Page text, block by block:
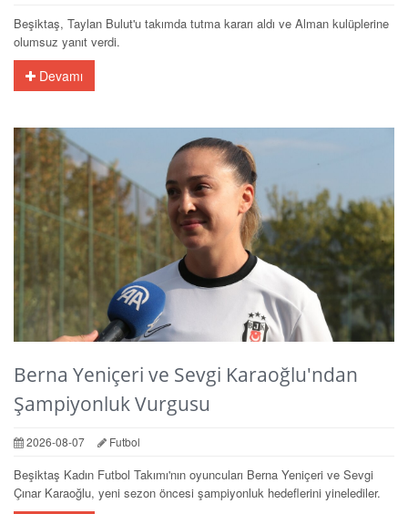
Beşiktaş, Taylan Bulut'u takımda tutma kararı aldı ve Alman kulüplerine
olumsuz yanıt verdi.
Devamı
Berna Yeniçeri ve Sevgi Karaoğlu'ndan
Şampiyonluk Vurgusu
2026-08-07 Futbol
Beşiktaş Kadın Futbol Takımı'nın oyuncuları Berna Yeniçeri ve Sevgi
Çınar Karaoğlu, yeni sezon öncesi şampiyonluk hedeflerini yinelediler.